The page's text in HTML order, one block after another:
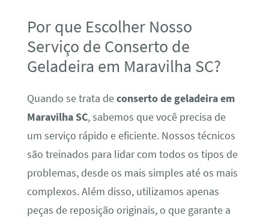
Por que Escolher Nosso
Serviço de Conserto de
Geladeira em Maravilha SC?
Quando se trata deconserto de geladeira em
Maravilha SC, sabemos que você precisa de
um serviço rápido e eficiente. Nossos técnicos
são treinados para lidar com todos os tipos de
problemas, desde os mais simples até os mais
complexos. Além disso, utilizamos apenas
peças de reposição originais, o que garante a